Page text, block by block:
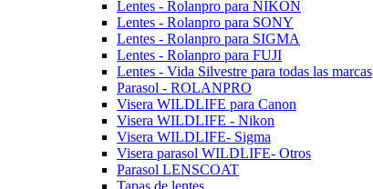
Lentes - Rolanpro para NIKON
Lentes - Rolanpro para SONY
Lentes - Rolanpro para SIGMA
Lentes - Rolanpro para FUJI
Lentes - Vida Silvestre para todas las marcas
Parasol - ROLANPRO
Visera WILDLIFE para Canon
Visera WILDLIFE - Nikon
Visera WILDLIFE- Sigma
Visera parasol WILDLIFE- Otros
Parasol LENSCOAT
Tapas de lentes